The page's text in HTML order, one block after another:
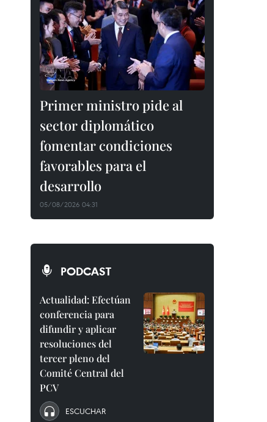
Primer ministro pide al
sector diplomático
fomentar condiciones
favorables para el
desarrollo
05/08/2026 04:31
PODCAST
Actualidad: Efectúan
conferencia para
difundir y aplicar
resoluciones del
tercer pleno del
Comité Central del
PCV
ESCUCHAR